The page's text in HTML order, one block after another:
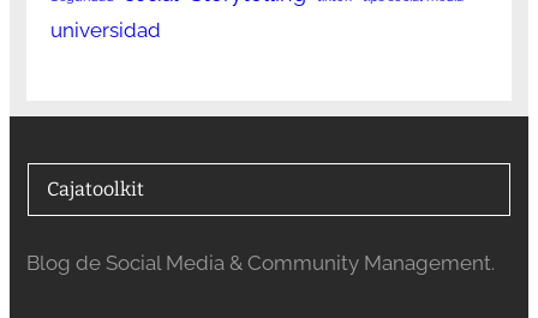
universidad
Cajatoolkit
Blog de Social Media & Community Management.